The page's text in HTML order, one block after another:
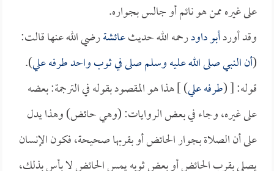
على غيره ممن هو نائم أو جالس بجواره.
وقد أوردأبو داودرحمه الله حديثعائشةرضي الله عنها قالت:
(أن النبي صلى الله عليه وسلم صلى في ثوب واحد طرفه علي).
قوله: [ (طرفه علي) ] هذا هو المقصود بقوله في الترجمة: بعضه
على غيره، وجاء في بعض الروايات: (وهي حائض) وهذا يدل
على أن الصلاة بجوار الحائض أو بقربها صحيحة، فكون الإنسان